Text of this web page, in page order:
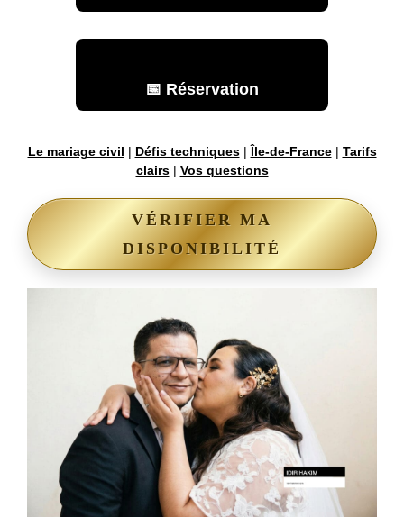
📅 Réservation
Le mariage civil | Défis techniques| Île-de-France| Tarifs
clairs| Vos questions
VÉRIFIER MA
DISPONIBILITÉ